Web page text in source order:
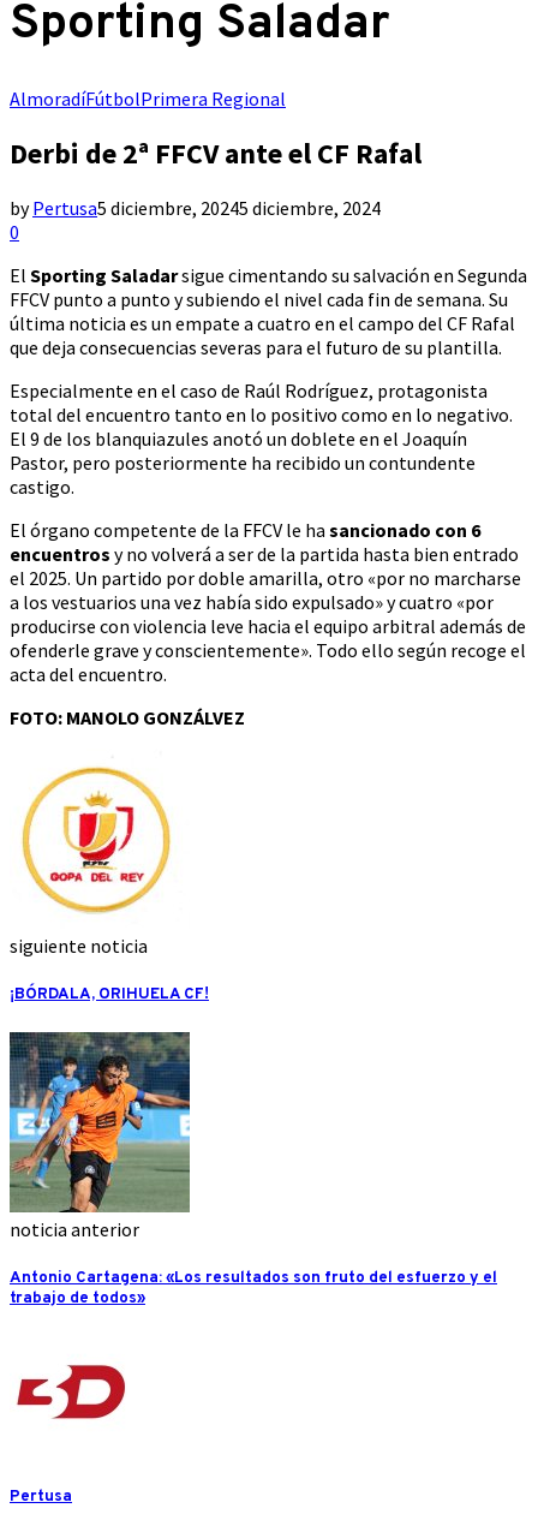
Sporting Saladar
AlmoradíFútbolPrimera Regional
Derbi de 2ª FFCV ante el CF Rafal
byPertusa5 diciembre, 20245 diciembre, 2024
0
El Sporting Saladarsigue cimentando su salvación en Segunda
FFCV punto a punto y subiendo el nivel cada fin de semana. Su
última noticia es un empate a cuatro en el campo del CF Rafal
que deja consecuencias severas para el futuro de su plantilla.
Especialmente en el caso de Raúl Rodríguez, protagonista
total del encuentro tanto en lo positivo como en lo negativo.
El 9 de los blanquiazules anotó un doblete en el Joaquín
Pastor, pero posteriormente ha recibido un contundente
castigo.
El órgano competente de la FFCV le ha sancionado con 6
encuentros y no volverá a ser de la partida hasta bien entrado
el 2025. Un partido por doble amarilla, otro «por no marcharse
a los vestuarios una vez había sido expulsado» y cuatro «por
producirse con violencia leve hacia el equipo arbitral además de
ofenderle grave y conscientemente». Todo ello según recoge el
acta del encuentro.
FOTO: MANOLO GONZÁLVEZ
siguiente noticia
¡BÓRDALA, ORIHUELA CF!
noticia anterior
Antonio Cartagena: «Los resultados son fruto del esfuerzo y el
trabajo de todos»
Pertusa